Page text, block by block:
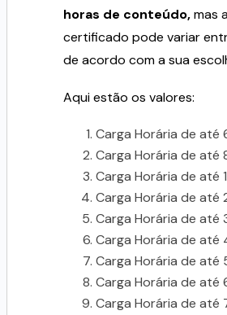
horas de conteúdo,mas
certificado pode variar
de acordo com a sua
Aqui estão os valores:
Carga Horária de até
Carga Horária de até
Carga Horária de até
Carga Horária de até
Carga Horária de até
Carga Horária de até
Carga Horária de até
Carga Horária de até
Carga Horária de até